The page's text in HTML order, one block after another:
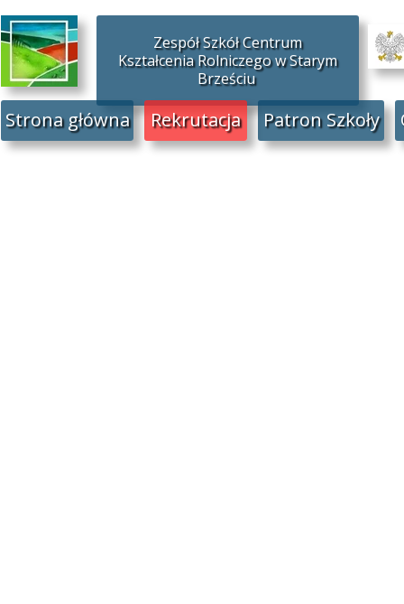
Rekrutacja
Strona główna Patron Szkoły
Zespół Szkół Centrum
Kształcenia Rolniczego w Starym
Brześciu